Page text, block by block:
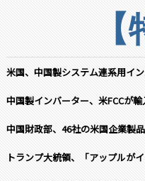
米国、中国製システム連系用イ
中国製インバーター、米FCCが
中国財政部、46社の米国企業製
トランプ大統領、「アップルが